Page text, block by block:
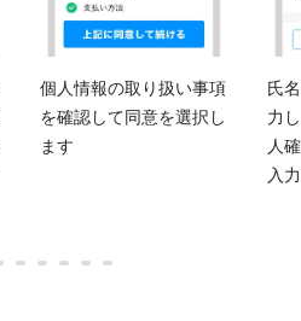
個人情報の取り扱い事項
を確認して同意を選択し
ます
氏
力
人
入